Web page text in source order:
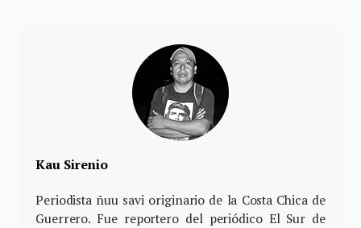
Kau Sirenio
Periodista ñuu savi originario de la Costa Chica de
Guerrero. Fue reportero del periódico El Sur de